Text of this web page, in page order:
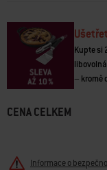
obracení jídla
• Hands-free
skladování
• Velký štětec se
• Měkká rukojeť
• Snadné mytí v myčce
Kupte si
– kromě
CENA CELKEM
Informace o